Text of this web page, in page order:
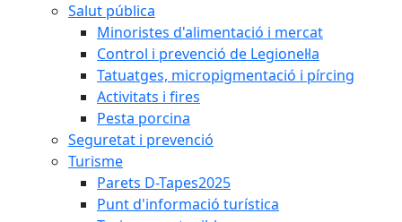
Salut pública
Minoristes d'alimentació i mercat
Control i prevenció de Legionel·la
Tatuatges, micropigmentació i pírcing
Activitats i fires
Pesta porcina
Seguretat i prevenció
Turisme
Parets D-Tapes2025
Punt d'informació turística